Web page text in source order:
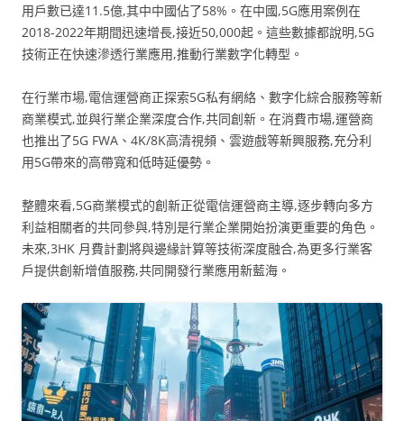
用戶數已達11.5億,其中中國佔了58%。在中國,5G應用案例在
2018-2022年期間迅速增長,接近50,000起。這些數據都說明,5G
技術正在快速滲透行業應用,推動行業數字化轉型。
在行業市場,電信運營商正探索5G私有網絡、數字化綜合服務等新
商業模式,並與行業企業深度合作,共同創新。在消費市場,運營商
也推出了5G FWA、4K/8K高清視頻、雲遊戲等新興服務,充分利
用5G帶來的高帶寬和低時延優勢。
整體來看,5G商業模式的創新正從電信運營商主導,逐步轉向多方
利益相關者的共同參與,特別是行業企業開始扮演更重要的角色。
未來,3HK 月費計劃將與邊緣計算等技術深度融合,為更多行業客
戶提供創新增值服務,共同開發行業應用新藍海。